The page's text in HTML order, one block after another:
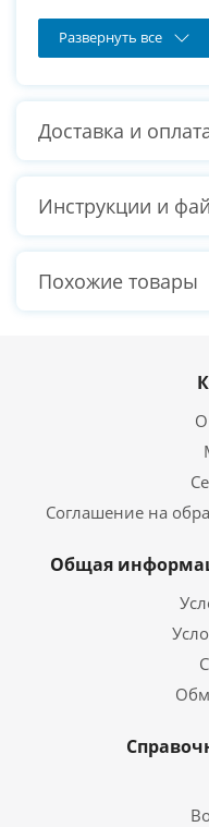
Тип памяти
Общий объем
Интерфейс
Объем видеопамяти
Операционная система
Развернуть все
Доставка и
Инструкции и
Похожие товары
Соглашение на
Общая